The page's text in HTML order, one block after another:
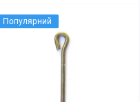
Популярний